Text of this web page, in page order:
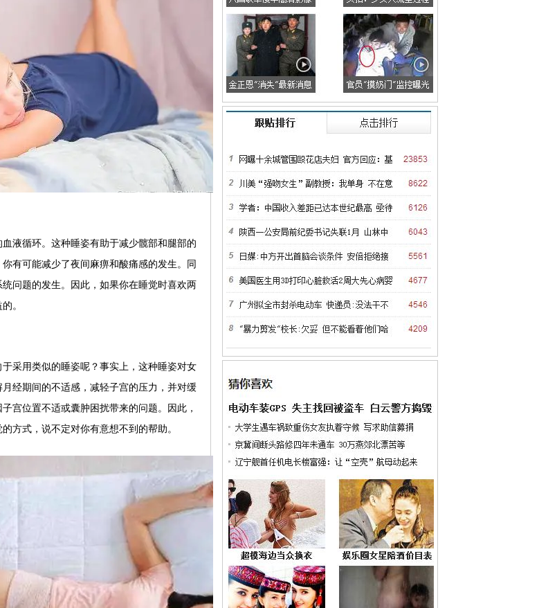
液循环。这种睡姿有助于减少髋部和腿部的
有可能减少了夜间麻痹和酸痛感的发生。同
问题的发生。因此，如果你在睡觉时喜欢两
。
采用类似的睡姿呢？事实上，这种睡姿对女
经期间的不适感，减轻子宫的压力，并对缓
宫位置不适或囊肿困扰带来的问题。因此，
方式，说不定对你有意想不到的帮助。